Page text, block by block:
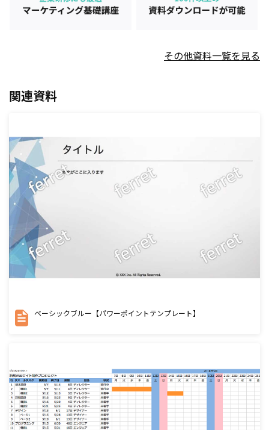
その他資料一覧を見る
関連資料
ベーシックブルー【パワーポイントテンプレート】